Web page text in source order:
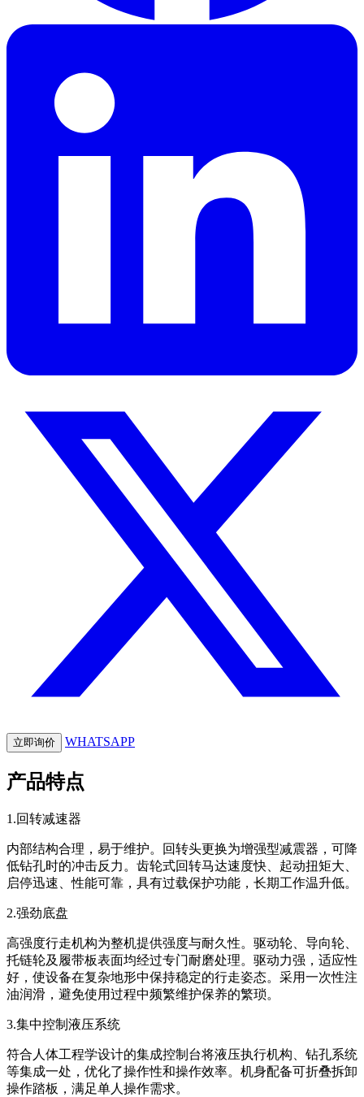
立即询价 WHATSAPP
产品特点
1.回转减速器
内部结构合理，易于维护。回转头更换为增强型减震器，可降
低钻孔时的冲击反力。齿轮式回转马达速度快、起动扭矩大、
启停迅速、性能可靠，具有过载保护功能，长期工作温升低。
2.强劲底盘
高强度行走机构为整机提供强度与耐久性。驱动轮、导向轮、
托链轮及履带板表面均经过专门耐磨处理。驱动力强，适应性
好，使设备在复杂地形中保持稳定的行走姿态。采用一次性注
油润滑，避免使用过程中频繁维护保养的繁琐。
3.集中控制液压系统
符合人体工程学设计的集成控制台将液压执行机构、钻孔系统
等集成一处，优化了操作性和操作效率。机身配备可折叠拆卸
操作踏板，满足单人操作需求。